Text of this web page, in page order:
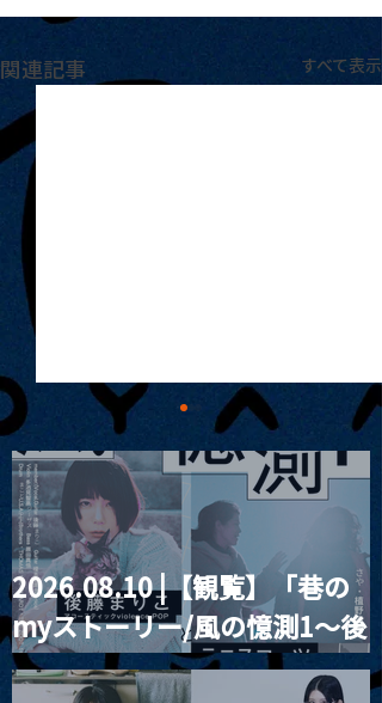
関連記事 すべて表示
MoonRomantic
Channel1周年記念Live
2026.08.10 |【観覧】「巷の
myストーリー/風の憶測1～後
藤まりこアコースティック